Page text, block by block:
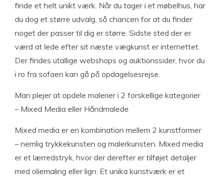
finde et helt unikt værk. Når du tager i et møbelhus, har
du dog et større udvalg, så chancen for at du finder
noget der passer til dig er større. Sidste sted der er
værd at lede efter sit næste vægkunst er internettet.
Der findes utallige webshops og auktionssider, hvor du
i ro fra sofaen kan gå på opdagelsesrejse.
Man plejer at opdele malerier i 2 forskellige kategorier
– Mixed Media eller Håndmalede
Mixed media er en kombination mellem 2 kunstformer
– nemlig trykkekunsten og malerkunsten. Mixed media
er et lærredstryk, hvor der derefter er tilføjet detaljer
med oliemaling eller lign. Et unika kunstværk er et